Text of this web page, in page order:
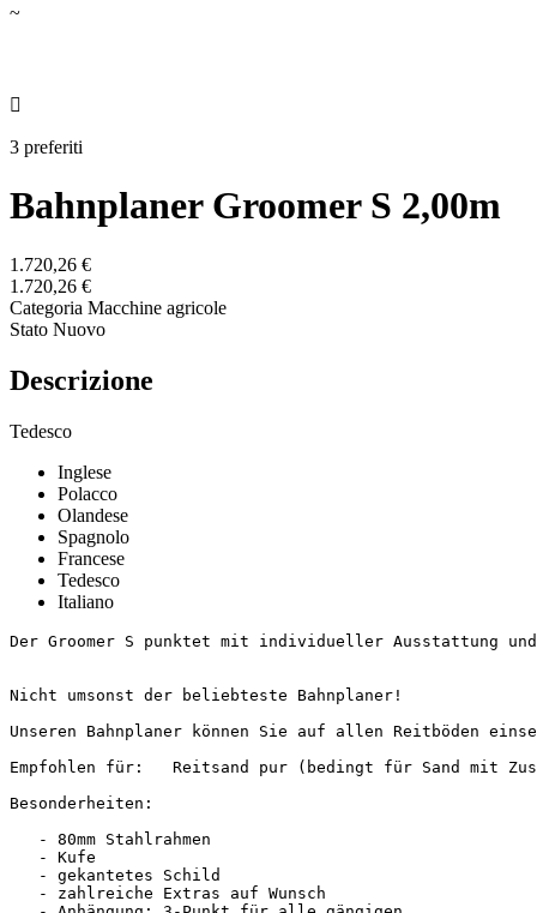
~

3 preferiti
Bahnplaner Groomer S 2,00m
1.720,26 €
1.720,26 €
Categoria Macchine agricole
Stato Nuovo
Descrizione
Tedesco
Inglese
Polacco
Olandese
Spagnolo
Francese
Tedesco
Italiano
Der Groomer S punktet mit individueller Ausstattung
Nicht umsonst der beliebteste Bahnplaner!
Unseren Bahnplaner können Sie auf allen Reitböden
Empfohlen für:   Reitsand pur (bedingt für Sand mit
Besonderheiten:
   - 80mm Stahlrahmen
   - Kufe
   - gekantetes Schild
   - zahlreiche Extras auf Wunsch